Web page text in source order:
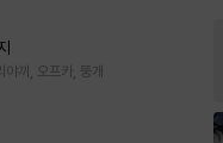
끼, 오프카, 뚱개